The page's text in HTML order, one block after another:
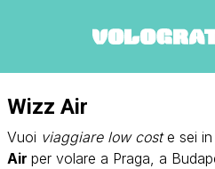
Wizz Air
Vuoi viaggiare low coste sei in
Air per volare a Praga , a